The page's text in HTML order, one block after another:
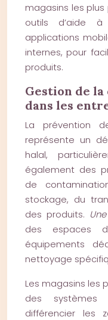
magasins les
outils d’aide
applications
internes, pour
produits.
Gestion de
dans les
La prévention
représente un
halal,
également des
de
stockage, du
des produits.
des espaces
équipements
nettoyage
Les magasins les
des
différencier les